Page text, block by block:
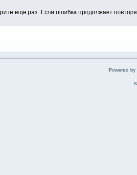
еще раз. Если ошибка продолжает
Powered by